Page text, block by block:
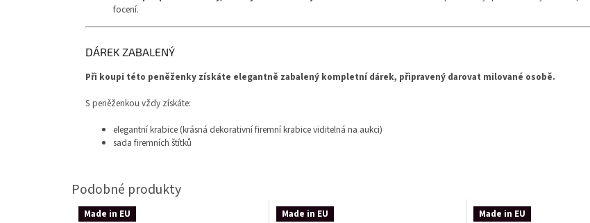
focení.
DÁREK ZABALENÝ
Při koupi této peněženky získáte elegantně zabalený kompletní dárek, připravený darovat milované osobě.
S peněženkou vždy získáte:
elegantní krabice (krásná dekorativní firemní krabice viditelná na aukci)
sada firemních štítků
Made in EU Made in EU Made in EU